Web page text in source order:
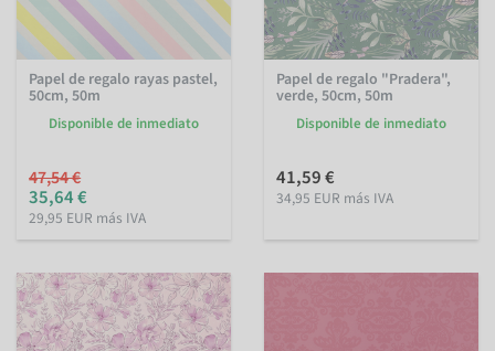
Papel de regalo rayas pastel,
50cm, 50m
Disponible de inmediato
47,54 €
35,64 €
29,95 EUR más IVA
Papel de regalo "Pradera",
verde, 50cm, 50m
Disponible de inmediato
41,59 €
34,95 EUR más IVA